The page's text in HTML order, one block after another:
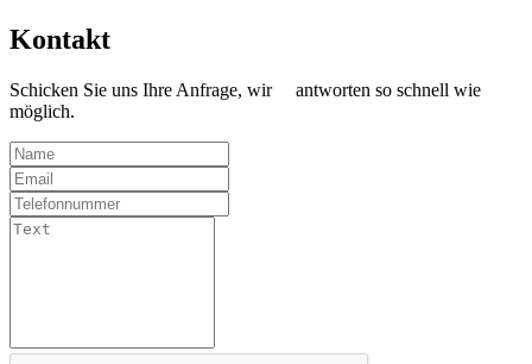
Kontakt
Schicken Sie uns Ihre Anfrage, wir antworten so schnell wie
möglich.